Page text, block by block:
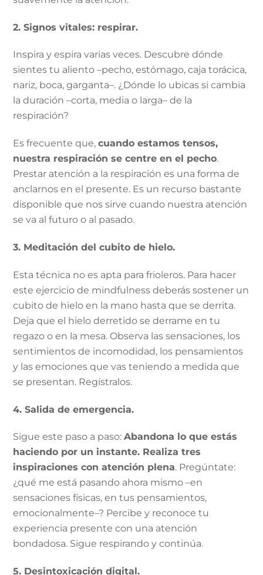
2. Signos vitales: respirar.
Inspira y espira varias veces. Descubre dónde
sientes tu aliento –pecho, estómago, caja torácica,
nariz, boca, garganta–. ¿Dónde lo ubicas si cambia
la duración –corta, media o larga– de la
respiración?
Es frecuente que,cuando estamos tensos,
nuestra respiración se centre en el pecho.
Prestar atención a la respiración es una forma de
anclarnos en el presente. Es un recurso bastante
disponible que nos sirve cuando nuestra atención
se va al futuro o al pasado.
3. Meditación del cubito de hielo.
Esta técnica no es apta para frioleros. Para hacer
este ejercicio de mindfulness deberás sostener un
cubito de hielo en la mano hasta que se derrita.
Deja que el hielo derretido se derrame en tu
regazo o en la mesa. Observa las sensaciones, los
sentimientos de incomodidad, los pensamientos
y las emociones que vas teniendo a medida que
se presentan. Regístralos.
4. Salida de emergencia.
Sigue este paso a paso:Abandona lo que estás
haciendo por un instante. Realiza tres
inspiraciones con atención plena. Pregúntate:
¿qué me está pasando ahora mismo –en
sensaciones físicas, en tus pensamientos,
emocionalmente–? Percibe y reconoce tu
experiencia presente con una atención
bondadosa. Sigue respirando y continúa.
5. Desintoxicación digital.